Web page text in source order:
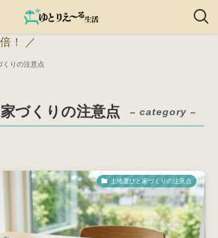
！ ／
くりの注意点
づくりの注意点 – category –
土地選びと家づくりの注意点